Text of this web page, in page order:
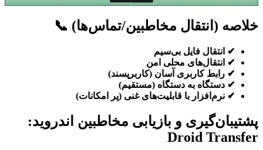
خلاصه (انتقال مخاطبین/تماس‌ها) 📞
✔ انتقال فایل بی‌سیم
✔ انتقال‌های محلی امن
✔ رابط کاربری آسان (کاربرپسند)
✔ دستگاه به دستگاه (مستقیم)
✔ نرم‌افزار با قابلیت‌های غنی (پر امکانات)
پشتیبان‌گیری و بازیابی مخاطبین اندروید:
Droid Transfer